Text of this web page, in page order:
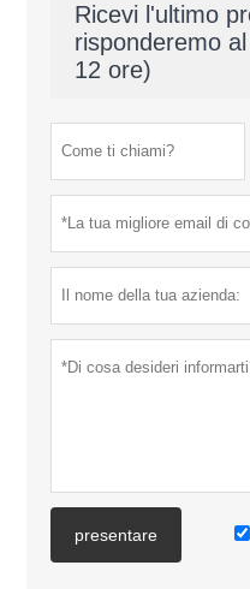
Ricevi l'ultimo
risponderemo
12 ore)
presentare